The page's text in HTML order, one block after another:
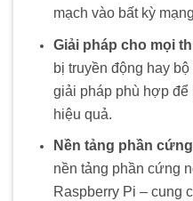
mạch vào bất kỳ
Giải pháp cho mọi
bị truyền động hay
giải pháp phù hợp để
hiệu quả.
Nền tảng phần
nền tảng phần cứng
Raspberry Pi – cung